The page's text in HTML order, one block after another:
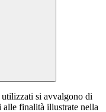
si avvalgono di
alle finalità illustrate nella